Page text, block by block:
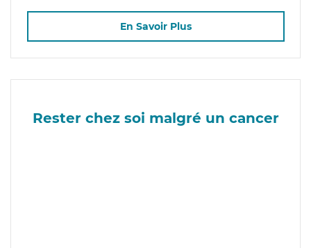
En Savoir Plus
Rester chez soi malgré un cancer